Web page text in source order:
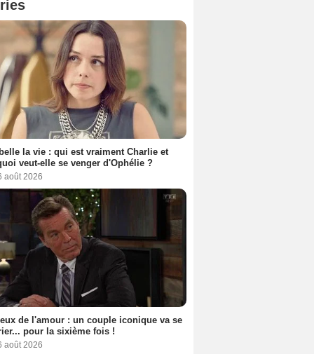
la vie : qui est vraiment Charlie et
veut-elle se venger d'Ophélie ?
août 2026
de l'amour : un couple iconique va se
pour la sixième fois !
août 2026